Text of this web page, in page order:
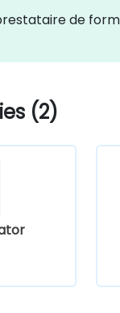
de
(2)